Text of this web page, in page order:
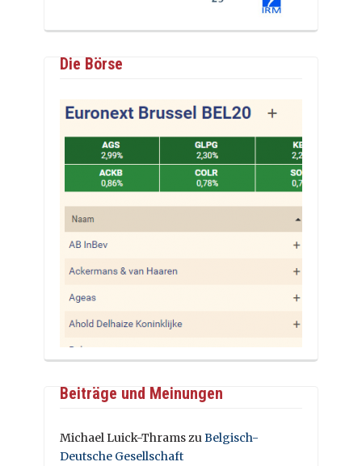
Die Börse
Beiträge und Meinungen
Michael Luick-ThramszuBelgisch-
Deutsche Gesellschaft